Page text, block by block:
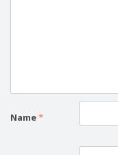
Name*